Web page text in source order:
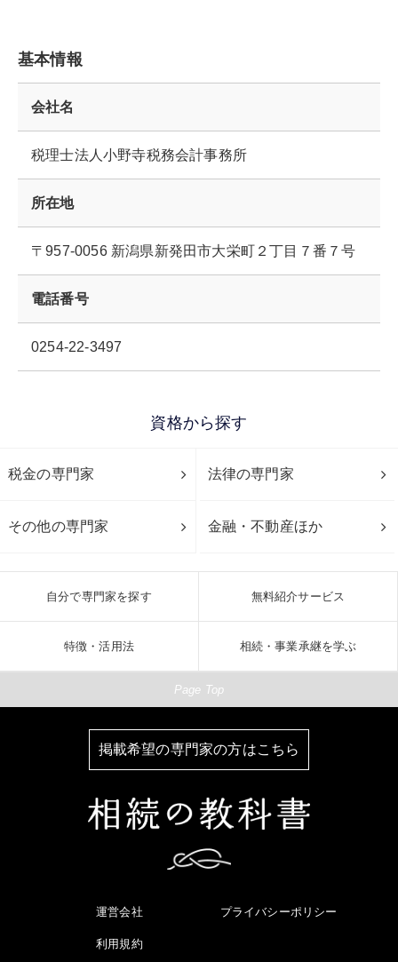
基本情報
会社名
税理士法人小野寺税務会計事務所
所在地
〒957-0056 新潟県新発田市大栄町２丁目７番７号
電話番号
0254-22-3497
資格から探す
税金の専門家 法律の専門家
その他の専門家 金融・不動産ほか
自分で専門家を探す 無料紹介サービス
特徴・活用法 相続・事業承継を学ぶ
Page Top
掲載希望の専門家の方はこちら
運営会社 プライバシーポリシー
利用規約